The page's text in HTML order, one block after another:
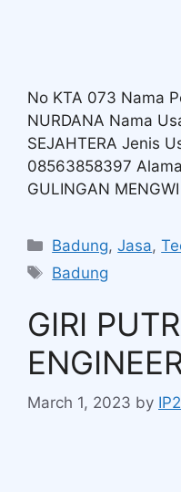
No KTA 073 Nama
NURDANA Nama
SEJAHTERA Jenis
08563858397
GULINGAN
Badung,Jasa,
Badung
GIRI
March 1, 2023 by